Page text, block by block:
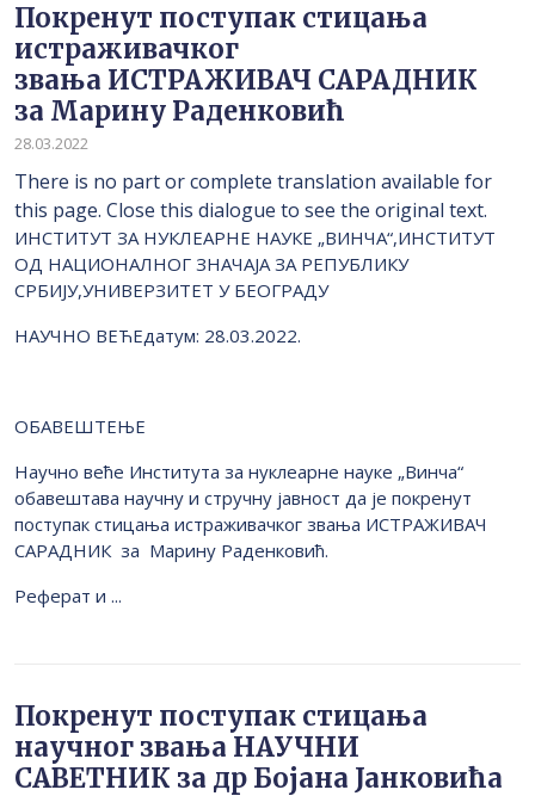
Покренут поступак стицања
истраживачког
звања ИСТРАЖИВАЧ САРАДНИК
за Марину Раденковић
28.03.2022
There is no part or complete translation available for
this page. Close this dialogue to see the original text.
ИНСТИТУТ ЗА НУКЛЕАРНЕ НАУКЕ „ВИНЧА“,ИНСТИТУТ
ОД НАЦИОНАЛНОГ ЗНАЧАЈА ЗА РЕПУБЛИКУ
СРБИЈУ,УНИВЕРЗИТЕТ У БЕОГРАДУ
НАУЧНО ВЕЋЕдатум: 28.03.2022.
OБАВЕШТЕЊЕ
Научно веће Института за нуклеарне науке „Винча“
обавештава научну и стручну јавност да је покренут
поступак стицања истраживачког звања ИСТРАЖИВАЧ
САРАДНИК за Марину Раденковић.
Реферат и ...
Покренут поступак стицања
научног звања НАУЧНИ
САВЕТНИК за др Бојана Јанковићa